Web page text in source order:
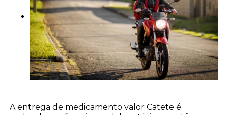
A entrega de medicamento valor Catete é